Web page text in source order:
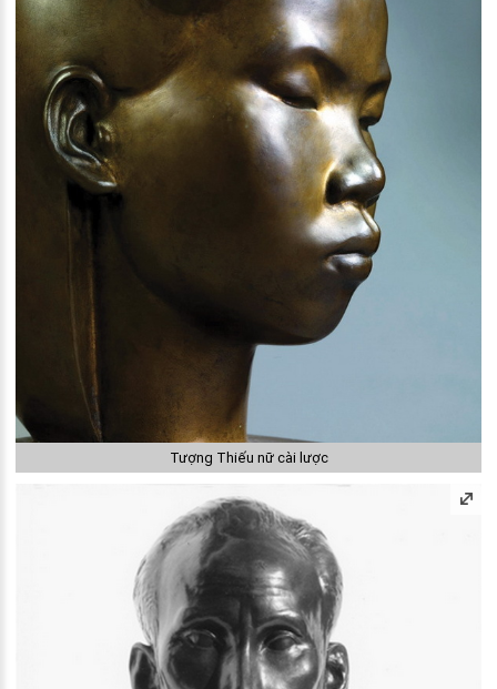
Tượng Thiếu nữ cài lược